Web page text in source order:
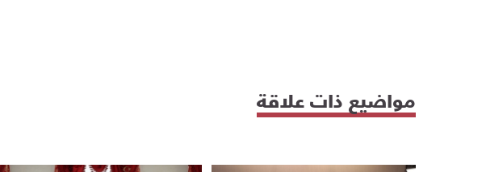
مواضيع ذات علاقة